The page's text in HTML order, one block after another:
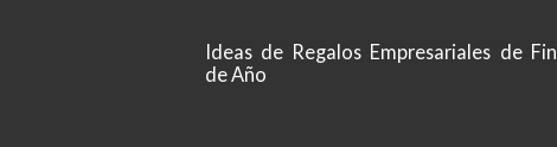
Ideas de Regalos Empresariales de Fin
de Año